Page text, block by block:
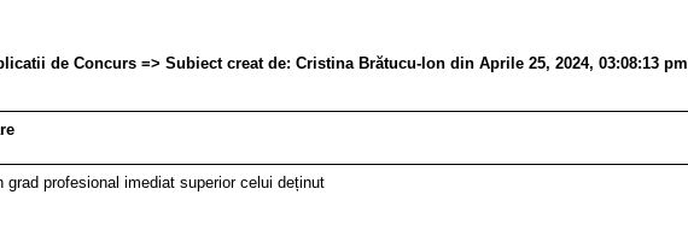
de Concurs => Subiect creat de: Cristina Brătucu-Ion din Aprile 25, 2024, 03:08:13 pm
profesional imediat superior celui deținut